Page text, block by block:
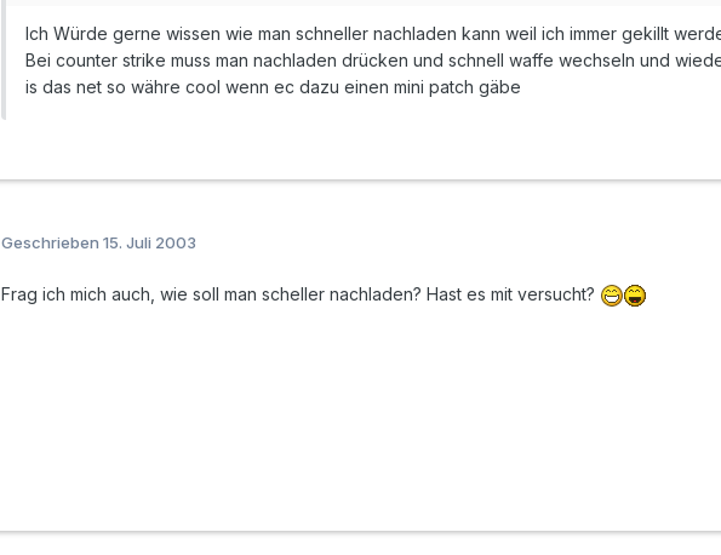
Ich Würde gerne wissen wie man schneller nachladen kann weil ich immer gekillt
Bei counter strike muss man nachladen drücken und schnell waffe wechseln und
is das net so währe cool wenn ec dazu einen mini patch gäbe
Geschrieben 15. Juli 2003
Frag ich mich auch, wie soll man scheller nachladen? Hast es mit versucht?